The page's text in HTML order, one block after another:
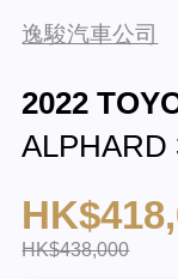
逸駿汽車公司
2022
ALPHARD
HK$438,000